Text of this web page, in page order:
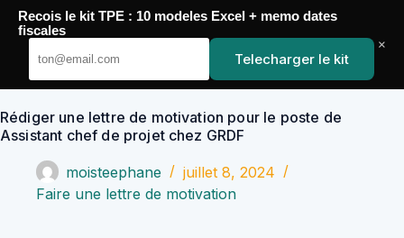
Passer
contenu
YoupiJobs
Rédiger une lettre de motivation pour le poste de
Assistant chef de projet chez GRDF
moisteephane
juillet 8, 2024
Faire une lettre de motivation
Recois le kit TPE : 10 modeles Excel + memo dates
fiscales
Telecharger le kit
×